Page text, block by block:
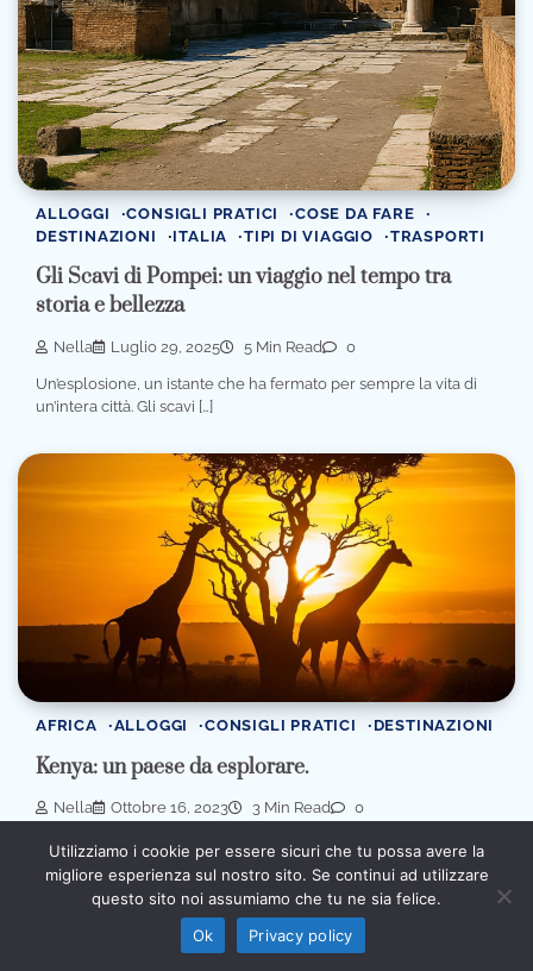
ALLOGGI CONSIGLI PRATICI
COSE DA FARE
DESTINAZIONI
ITALIA TIPI DI VIAGGIO TRASPORTI
Gli Scavi di Pompei: un viaggio nel tempo tra
storia e bellezza
Nella Luglio 29, 2025 5 Min Read 0
Un’esplosione, un istante che ha fermato per sempre la vita di
un’intera città. Gli scavi […]
AFRICA ALLOGGI CONSIGLI PRATICI DESTINAZIONI
Kenya: un paese da esplorare.
Nella Ottobre 16, 2023 3 Min Read 0
Il Kenya è un paese dell’Africa orientale, noto per le sue vaste
savane, le splendide […]
Informativa sull’intelligenza artificiale: alcuni contenuti
di questo sito sono prodotti con l’ausilio di sistemi
automatici e revisionati prima della pubblicazione (AI
Act, Regolamento UE 2024/1689).
Utilizziamo i cookie per essere sicuri che tu possa avere la
migliore esperienza sul nostro sito. Se continui ad utilizzare
questo sito noi assumiamo che tu ne sia felice.
Ok
Privacy policy